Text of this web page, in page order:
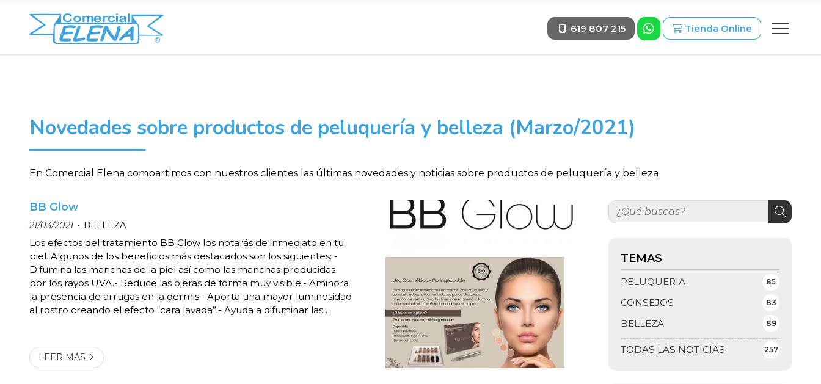
619 807 215 Tienda Online
Novedades sobre productos de peluquería y belleza (Marzo/2021)
En Comercial Elena compartimos con nuestros clientes las últimas novedades y noticias sobre productos de peluquería y belleza
TEMAS
TODAS LAS NOTICIAS 257
PELUQUERIA 85
CONSEJOS 83
BELLEZA 89
BB Glow
21/03/2021 BELLEZA
Los efectos del tratamiento BB Glow los notarás de inmediato en tu
piel. Algunos de los beneficios más destacados son los siguientes: -
Difumina las manchas de la piel así como las manchas producidas
por los rayos UVA.- Reduce las ojeras de forma muy visible.- Aminora
la presencia de arrugas en la dermis.- Aporta una mayor luminosidad
al rostro creando el efecto “cara lavada”.- Ayuda a difuminar las
LEER MÁS